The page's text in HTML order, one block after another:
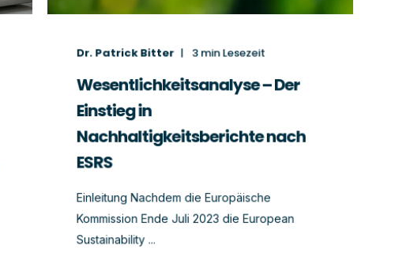
Dr. Patrick Bitter 3 min Lesezeit
Wesentlichkeitsanalyse – Der
Einstieg in
Nachhaltigkeitsberichte nach
ESRS
Einleitung Nachdem die Europäische
Kommission Ende Juli 2023 die European
Sustainability ...